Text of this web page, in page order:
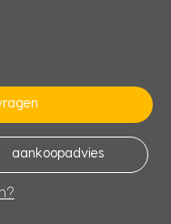
aankoopadvies